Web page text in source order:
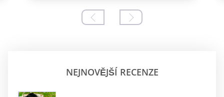
NEJNOVĚJŠÍ RECENZE